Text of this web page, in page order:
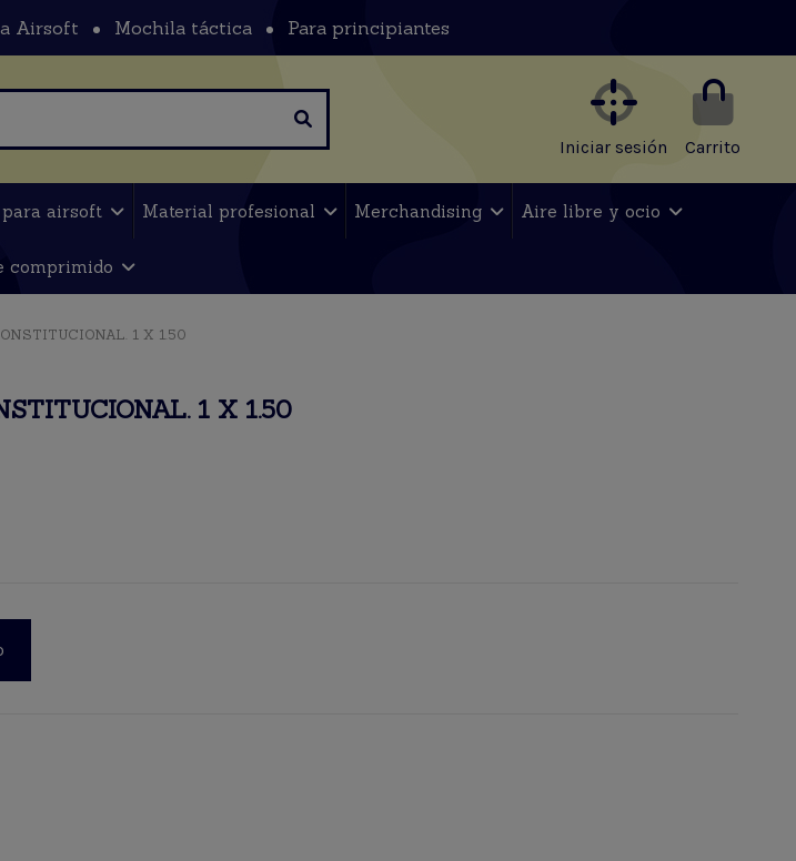
Airsoft Mochila táctica Para principiantes
Iniciar sesión Carrito
airsoft Material profesional Merchandising Aire libre y ocio
comprimido
1 X 1.50
1 X 1.50